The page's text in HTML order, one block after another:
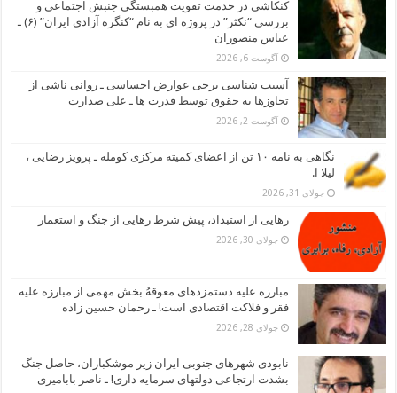
کنکاشی در خدمت تقویت همبستگی جنبش اجتماعی و
بررسی “نکثر” در پروژه ای به نام “کنگره آزادی ایران” (۶) ـ
عباس منصوران
آگوست 6, 2026
آسیب شناسی برخی عوارض احساسی ـ روانی ناشی از
تجاوزها به حقوق توسط قدرت ها ـ علی صدارت
آگوست 2, 2026
نگاهی به نامه ۱۰ تن از اعضای کمیته مرکزی کومله ـ پرویز رضایی ،
لیلا ا.
جولای 31, 2026
رهایی از استبداد، پیش شرط رهایی از جنگ و استعمار
جولای 30, 2026
مبارزه علیه دستمزدهای معوقهُ بخش مهمی از مبارزه علیه
فقر و فلاکت اقتصادی است! ـ رحمان حسین زاده
جولای 28, 2026
نابودی شهرهای جنوبی ایران زیر موشکباران، حاصل جنگ
بشدت ارتجاعی دولتهای سرمایه داری! ـ ناصر بابامیری